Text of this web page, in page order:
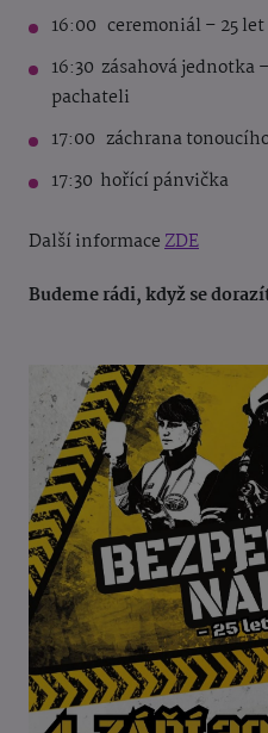
16:00 ceremoniál – 25 let
16:30 zásahová jednotka
pachateli
17:00 záchrana
17:30 hořící pánvička
Další informaceZDE
Budeme rádi, když se